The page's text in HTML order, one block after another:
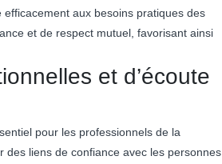
aux besoins pratiques des
et de respect mutuel, favorisant ainsi
et d’écoute
pour les professionnels de la
des liens de confiance avec les personnes